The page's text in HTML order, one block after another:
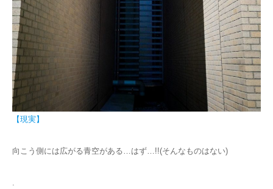
【現実】
向こう側には広がる青空がある…はず…!!(そんなものはない)